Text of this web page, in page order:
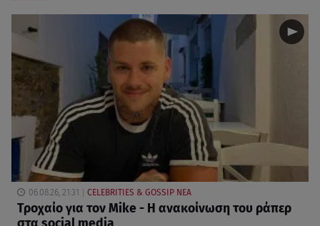
06.08.26, 21:31 CELEBRITIES & GOSSIP ΝΕΑ
Τροχαίο για τον Mike - Η ανακοίνωση του ράπερ